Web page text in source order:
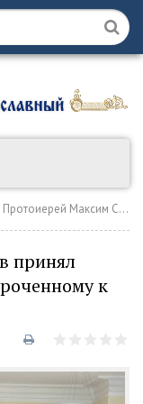
Максим Смирнов принял участие в мероприятии приуроченному к Дню отца
принял
к